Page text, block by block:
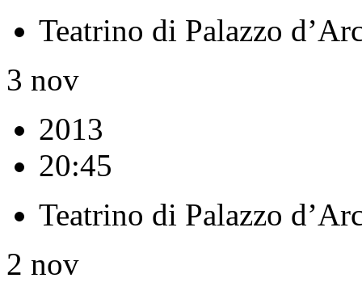
Teatrino di Palazzo
3 nov
2013
20:45
Teatrino di Palazzo
2 nov